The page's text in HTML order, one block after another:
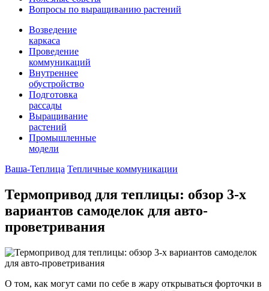
Вопросы по выращиванию растений
Возведение
каркаса
Проведение
коммуникаций
Внутреннее
обустройство
Подготовка
рассады
Выращивание
растений
Промышленные
модели
Ваша-Теплица Тепличные коммуникации
Термопривод для теплицы: обзор 3-х
вариантов самоделок для авто-
проветривания
О том, как могут сами по себе в жару открываться форточки в